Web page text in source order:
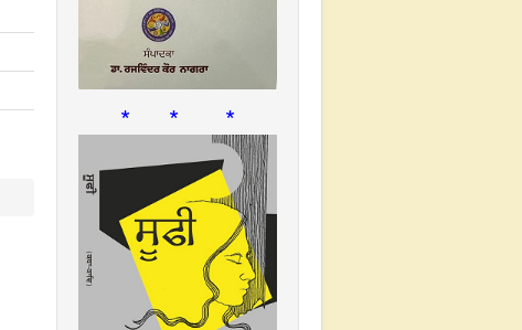
* * *